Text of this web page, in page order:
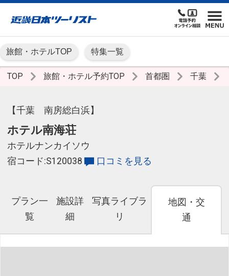
旅館・ホテルTOP 特集一覧
TOP 旅館・ホテル予約TOP 首都圏 千葉
【千葉 南房総白浜】
ホテル南海荘
ホテルナンカイソウ
宿コード:S120038
口コミを見る
プラン一
覧
施設詳
細
写真ライブラ
リ
地図・交
通